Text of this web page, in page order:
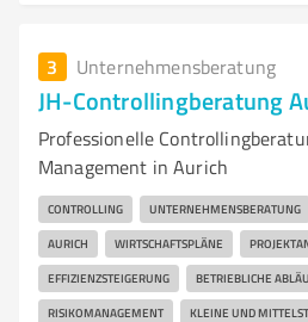
3 Unternehmensberatung
JH-Controllingberatung
Professionelle
Management in Aurich
CONTROLLING UNTERNEHMENSBERATUNG
AURICH WIRTSCHAFTSPLÄNE
EFFIZIENZSTEIGERUNG BETRIEBLICHE
RISIKOMANAGEMENT KLEINE UND